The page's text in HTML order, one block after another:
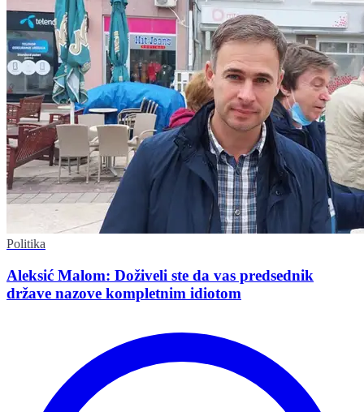
Politika
Aleksić Malom: Doživeli ste da vas predsednik
države nazove kompletnim idiotom